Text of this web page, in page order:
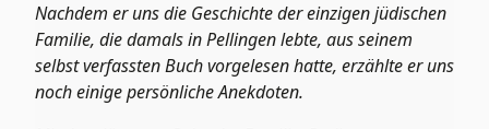
Nachdem er uns die Geschichte der einzigen jüdischen
Familie, die damals in Pellingen lebte, aus seinem
selbst verfassten Buch vorgelesen hatte, erzählte er uns
noch einige persönliche Anekdoten.